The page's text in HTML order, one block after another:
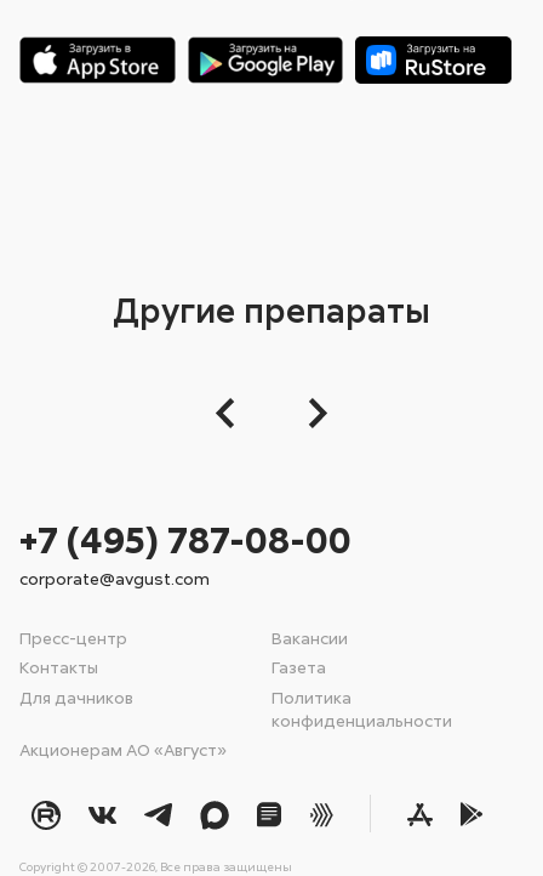
Другие препараты
Пресс-центр
Вакансии
Контакты
Газета
Для дачников
Политика
конфиденциальности
Акционерам АО «Август»
+7 (495) 787-08-00
corporate@avgust.com
Copyright © 2007-2026, Все права защищены